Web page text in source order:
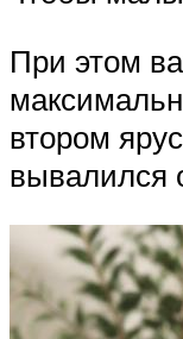
При этом
втором
вывалился